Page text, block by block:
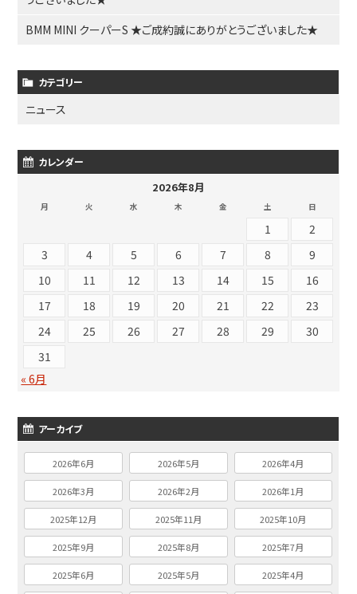
BMM MINI クーパーS ★ご成約誠にありがとうございました★
カテゴリー
ニュース
カレンダー
2026年8月
月 火 水 木 金 土 日
1
2
3
4 5 6 7 8
9
10
11 12 13 14 15
16
17
18 19 20 21 22
23
24
25 26 27 28 29
30
31
« 6月
アーカイブ
2026年6月 2026年5月 2026年4月
2026年3月 2026年2月 2026年1月
2025年12月 2025年11月 2025年10月
2025年9月 2025年8月 2025年7月
2025年6月 2025年5月 2025年4月